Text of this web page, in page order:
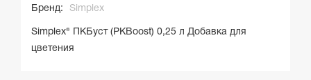
Бренд: Simplex
Simplex® ПКБуст (PKBoost) 0,25 л Добавка для
цветения